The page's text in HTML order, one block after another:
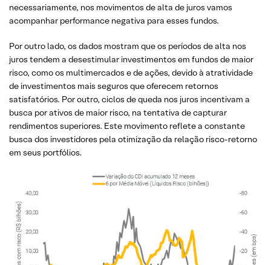
necessariamente, nos movimentos de alta de juros vamos
acompanhar performance negativa para esses fundos.
Por outro lado, os dados mostram que os períodos de alta nos
juros tendem a desestimular investimentos em fundos de maior
risco, como os multimercados e de ações, devido à atratividade
de investimentos mais seguros que oferecem retornos
satisfatórios. Por outro, ciclos de queda nos juros incentivam a
busca por ativos de maior risco, na tentativa de capturar
rendimentos superiores. Este movimento reflete a constante
busca dos investidores pela otimização da relação risco-retorno
em seus portfólios.